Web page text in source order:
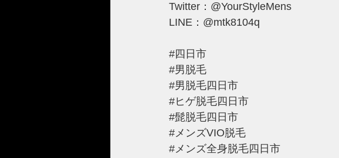
Twitter：@YourStyleMens
LINE：@mtk8104q
#四日市
#男脱毛
#男脱毛四日市
#ヒゲ脱毛四日市
#髭脱毛四日市
#メンズVIO脱毛
#メンズ全身脱毛四日市